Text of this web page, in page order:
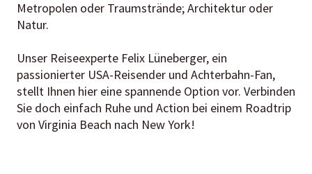
Metropolen oder Traumstrände; Architektur oder
Natur.
Unser Reiseexperte Felix Lüneberger, ein
passionierter USA-Reisender und Achterbahn-Fan,
stellt Ihnen hier eine spannende Option vor. Verbinden
Sie doch einfach Ruhe und Action bei einem Roadtrip
von Virginia Beach nach New York!